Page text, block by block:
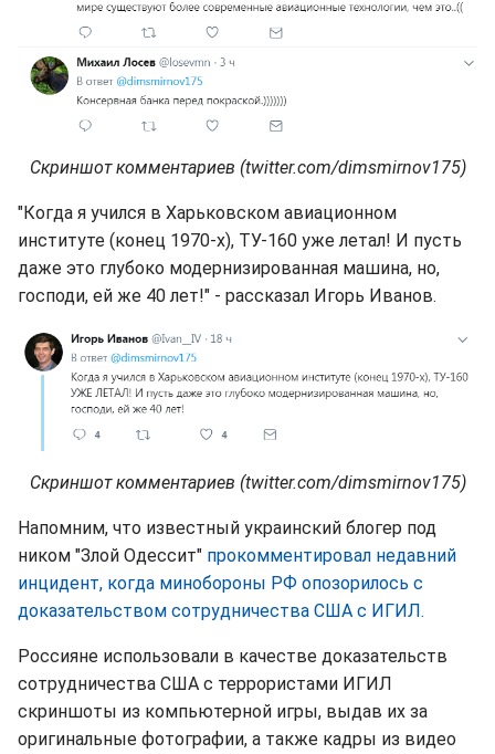
Скриншот комментариев (twitter.com/dimsmirnov175)
"Когда я учился в Харьковском авиационном
институте (конец 1970-х), ТУ-160 уже летал! И пусть
даже это глубоко модернизированная машина, но,
господи, ей же 40 лет!" - рассказал Игорь Иванов.
Скриншот комментариев (twitter.com/dimsmirnov175)
Напомним, что известный украинский блогер под
ником "Злой Одессит" прокомментировал недавний
инцидент, когда минобороны РФ опозорилось с
доказательством сотрудничества США с ИГИЛ.
Россияне использовали в качестве доказательств
сотрудничества США с террористами ИГИЛ
скриншоты из компьютерной игры, выдав их за
оригинальные фотографии, а также кадры из видео